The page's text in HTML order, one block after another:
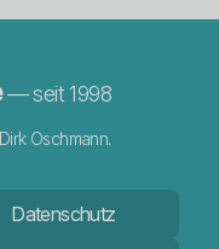
— seit 1998
Oschmann.
Datenschutz